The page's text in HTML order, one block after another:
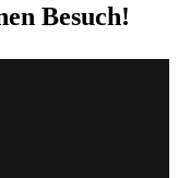
Besuch!